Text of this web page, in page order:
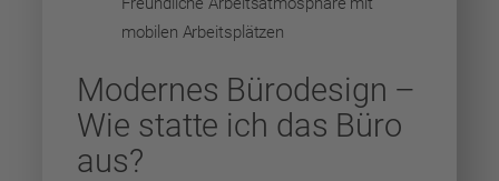
mobilen Arbeitsplätzen
Modernes Bürodesign –
Wie statte ich das Büro
aus?